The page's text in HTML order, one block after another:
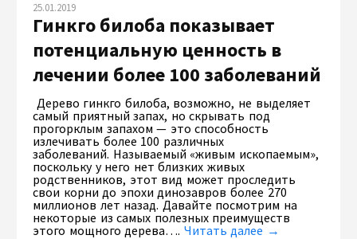
25.01.2019
Гинкго билоба показывает
потенциальную ценность в
лечении более 100 заболеваний
Дерево гинкго билоба, возможно, не выделяет
самый приятный запах, но скрывать под
прогорклым запахом — это способность
излечивать более 100 различных
заболеваний. Называемый «живым ископаемым»,
поскольку у него нет близких живых
родственников, этот вид может проследить
свои корни до эпохи динозавров более 270
миллионов лет назад. Давайте посмотрим на
некоторые из самых полезных преимуществ
этого мощного дерева…. Читать далее →